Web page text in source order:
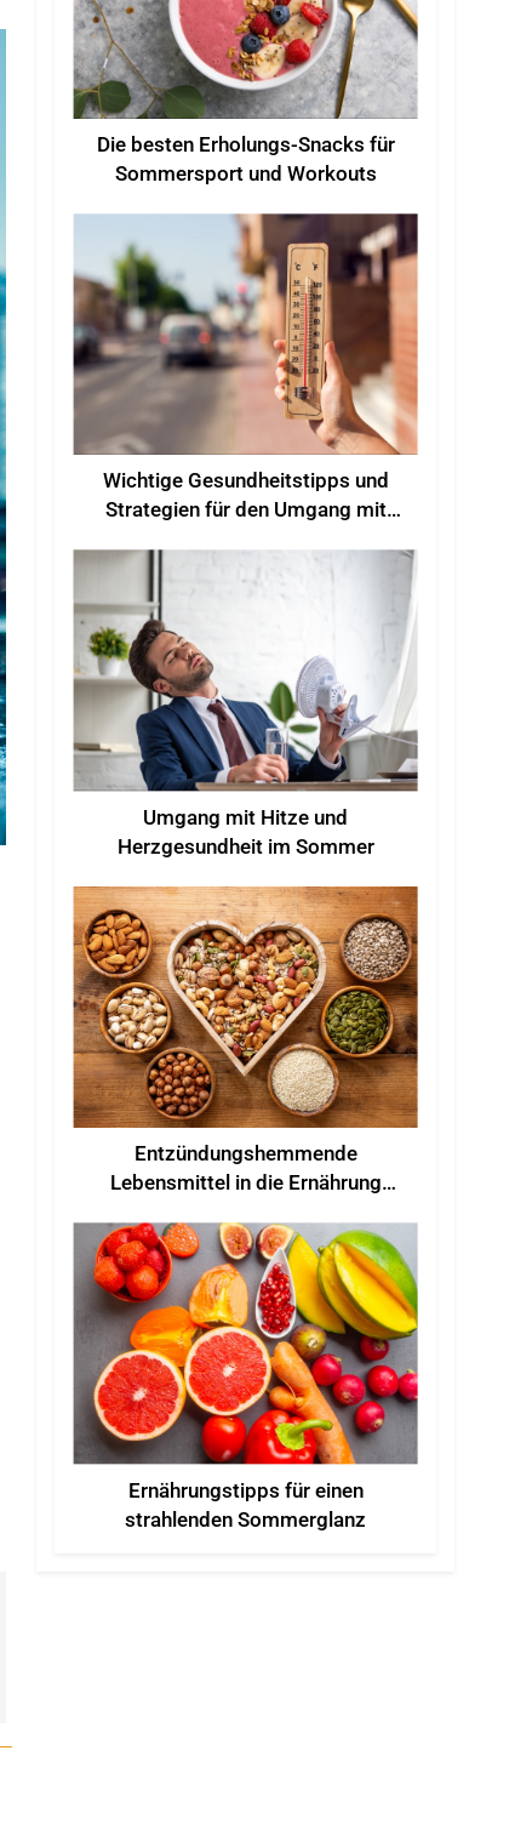
Die besten Erholungs-Snacks für
Sommersport und Workouts
Wichtige Gesundheitstipps und
Strategien für den Umgang mit
Umgang mit Hitze und
Herzgesundheit im Sommer
Entzündungshemmende
Lebensmittel in die Ernährung
Ernährungstipps für einen
strahlenden Sommerglanz